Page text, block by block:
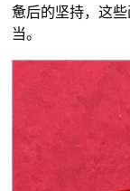
惫后的坚持，这
当。